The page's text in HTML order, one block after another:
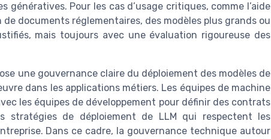
Pour les cas d’usage critiques, comme l’aide
documents réglementaires, des modèles plus grands ou
mais toujours avec une évaluation rigoureuse des
une gouvernance claire du déploiement des modèles de
dans les applications métiers. Les équipes de machine
les équipes de développement pour définir des contrats
stratégies de déploiement de LLM qui respectent les
Dans ce cadre, la gouvernance technique autour